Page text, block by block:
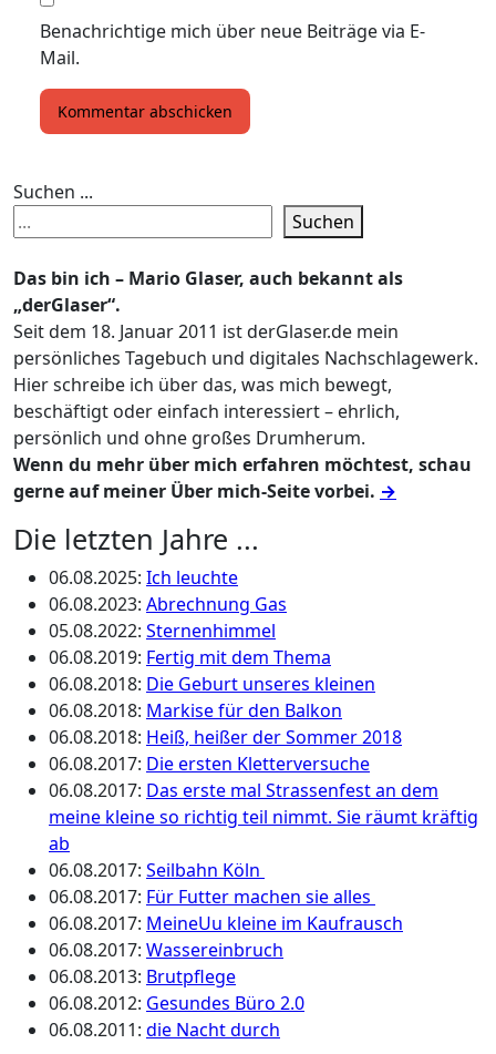
Benachrichtige mich über neue Beiträge via E-
Mail.
Suchen ...
Suchen
Das bin ich – Mario Glaser, auch bekannt als
„derGlaser“.
Seit dem 18. Januar 2011 ist derGlaser.de mein
persönliches Tagebuch und digitales Nachschlagewerk.
Hier schreibe ich über das, was mich bewegt,
beschäftigt oder einfach interessiert – ehrlich,
persönlich und ohne großes Drumherum.
Wenn du mehr über mich erfahren möchtest, schau
gerne auf meiner Über mich-Seite vorbei. →
Die letzten Jahre ...
06.08.2025: Ich leuchte
06.08.2023: Abrechnung Gas
05.08.2022: Sternenhimmel
06.08.2019: Fertig mit dem Thema
06.08.2018: Die Geburt unseres kleinen
06.08.2018: Markise für den Balkon
06.08.2018: Heiß, heißer der Sommer 2018
06.08.2017: Die ersten Kletterversuche
06.08.2017: Das erste mal Strassenfest an dem
meine kleine so richtig teil nimmt. Sie räumt kräftig
ab
06.08.2017: Seilbahn Köln
06.08.2017: Für Futter machen sie alles
06.08.2017: MeineUu kleine im Kaufrausch
06.08.2017: Wassereinbruch
06.08.2013: Brutpflege
06.08.2012: Gesundes Büro 2.0
06.08.2011: die Nacht durch